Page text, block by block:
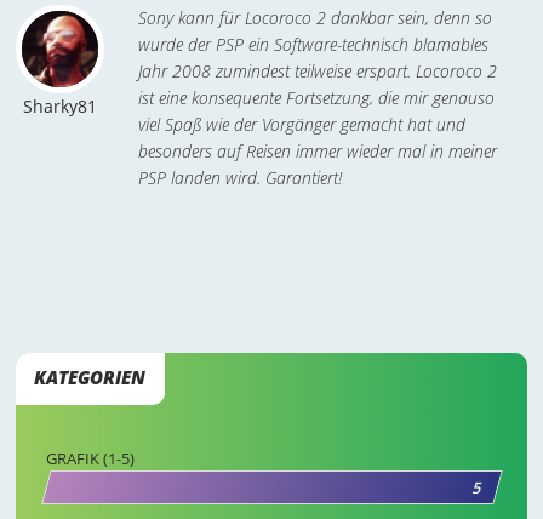
Sharky81
Sony kann für Locoroco 2 dankbar sein, denn so
wurde der PSP ein Software-technisch blamables
Jahr 2008 zumindest teilweise erspart. Locoroco 2
ist eine konsequente Fortsetzung, die mir genauso
viel Spaß wie der Vorgänger gemacht hat und
besonders auf Reisen immer wieder mal in meiner
PSP landen wird. Garantiert!
KATEGORIEN
GRAFIK (1-5)
5